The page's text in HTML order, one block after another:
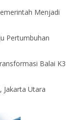
Menjadi
Pertumbuhan
Balai K3
Jakarta Utara